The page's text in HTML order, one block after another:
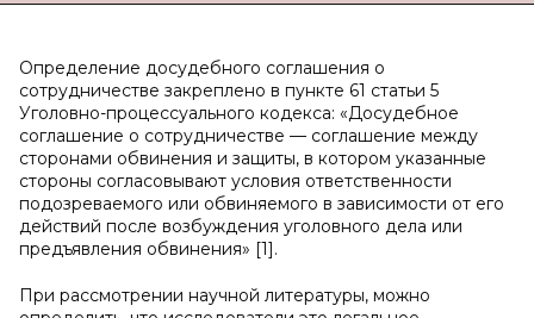
Определение досудебного соглашения о
сотрудничестве закреплено в пункте 61 статьи 5
Уголовно-процессуального кодекса: «Досудебное
соглашение о сотрудничестве — соглашение между
сторонами обвинения и защиты, в котором указанные
стороны согласовывают условия ответственности
подозреваемого или обвиняемого в зависимости от его
действий после возбуждения уголовного дела или
предъявления обвинения» [1].
При рассмотрении научной литературы, можно